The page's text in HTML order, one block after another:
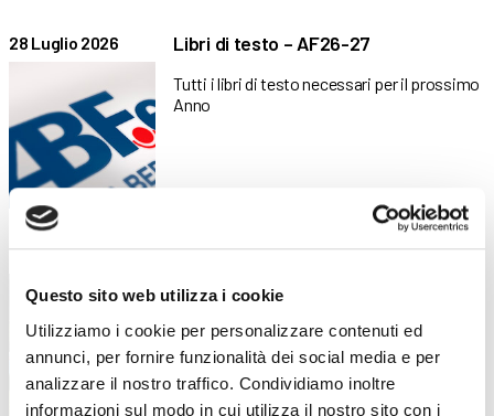
Questo sito web utilizza i cookie
Utilizziamo i cookie per personalizzare contenuti ed
annunci, per fornire funzionalità dei social media e per
analizzare il nostro traffico. Condividiamo inoltre
informazioni sul modo in cui utilizza il nostro sito con i
28 Luglio 2026 Libri di testo – AF26-27
Tutti i libri di testo necessari per il prossimo
Anno
4 Giugno 2026
“Sulla bar… retta via!”: la proposta di
barretta